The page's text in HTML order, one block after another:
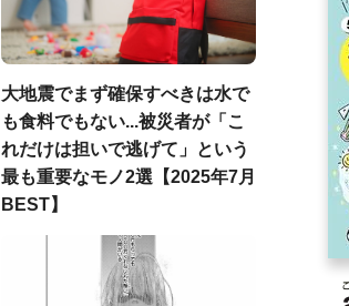
大地震でまず確保すべきは水で
も食料でもない...被災者が「こ
れだけは担いで逃げて」という
最も重要なモノ2選【2025年7月
BEST】